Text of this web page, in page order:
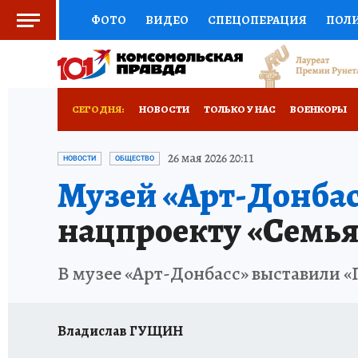
ФОТО ВИДЕО СПЕЦОПЕРАЦИЯ
СОЦПОДДЕРЖКА НАУКА СПОРТ
ДЕФИЦИТ ЖЕЛЕЗА ПРЕСС-
ГИД ПОТРЕБИТЕЛЯ ВСЕ О КП
СЕГОДНЯ: НОВОСТИ ТОЛЬКО У НАС ВОЕНКОРЫ
НОВОРОССИЯ АФИША
НОВОСТИ ОБЩЕСТВО 26 мая 2026 20:11
Музей «Арт-
нацпроекту
В музее «Арт-Донбасс» выставили
Владислав ГУЩИН